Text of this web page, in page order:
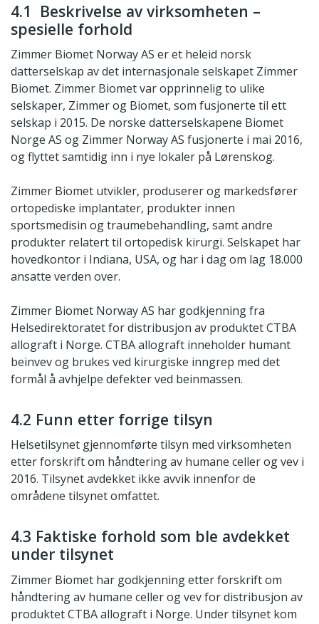
4.1 Beskrivelse av virksomheten –
spesielle forhold
Zimmer Biomet Norway AS er et heleid norsk
datterselskap av det internasjonale selskapet Zimmer
Biomet. Zimmer Biomet var opprinnelig to ulike
selskaper, Zimmer og Biomet, som fusjonerte til ett
selskap i 2015. De norske datterselskapene Biomet
Norge AS og Zimmer Norway AS fusjonerte i mai 2016,
og flyttet samtidig inn i nye lokaler på Lørenskog.
Zimmer Biomet utvikler, produserer og markedsfører
ortopediske implantater, produkter innen
sportsmedisin og traumebehandling, samt andre
produkter relatert til ortopedisk kirurgi. Selskapet har
hovedkontor i Indiana, USA, og har i dag om lag 18.000
ansatte verden over.
Zimmer Biomet Norway AS har godkjenning fra
Helsedirektoratet for distribusjon av produktet CTBA
allograft i Norge. CTBA allograft inneholder humant
beinvev og brukes ved kirurgiske inngrep med det
formål å avhjelpe defekter ved beinmassen.
4.2 Funn etter forrige tilsyn
Helsetilsynet gjennomførte tilsyn med virksomheten
etter forskrift om håndtering av humane celler og vev i
2016. Tilsynet avdekket ikke avvik innenfor de
områdene tilsynet omfattet.
4.3 Faktiske forhold som ble avdekket
under tilsynet
Zimmer Biomet har godkjenning etter forskrift om
håndtering av humane celler og vev for distribusjon av
produktet CTBA allograft i Norge. Under tilsynet kom